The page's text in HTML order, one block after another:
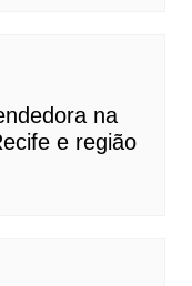
na
e região